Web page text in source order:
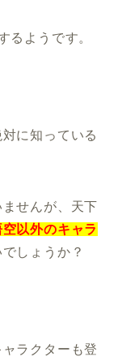
るようです。
に知っている
せんが、天下
空以外のキャラ
しょうか？
ラクターも登